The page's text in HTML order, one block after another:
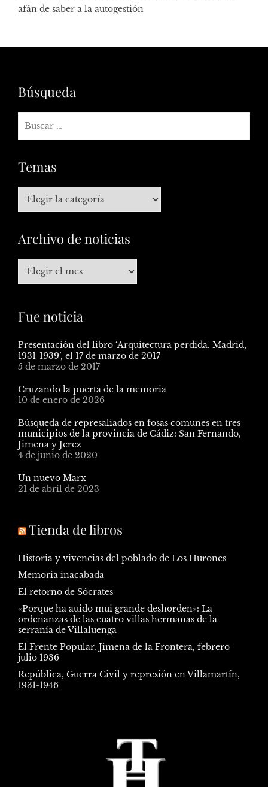
afán de saber a la autogestión
Búsqueda
Temas
Archivo de noticias
Fue noticia
Presentación del libro ‘Arquitectura perdida. Madrid,
1931-1939’, el 17 de marzo de 2017
5 de marzo de 2017
Cruzando la puerta de la memoria
10 de enero de 2026
Búsqueda de represaliados en fosas comunes en tres
municipios de la provincia de Cádiz: San Fernando,
Jimena y Jerez
4 de junio de 2020
Un nuevo Marx
21 de abril de 2023
Tienda de libros
Historia y vivencias del poblado de Los Hurones
Memoria inacabada
El retorno de Sócrates
«Porque ha auido mui grande deshorden»: La
ordenanzas de las cuatro villas hermanas de la
serranía de Villaluenga
El Frente Popular. Jimena de la Frontera, febrero-
julio 1936
República, Guerra Civil y represión en Villamartín,
1931-1946